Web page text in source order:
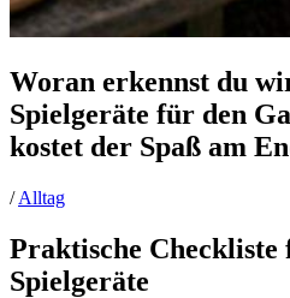
Woran erkennst du
Spielgeräte für den
kostet der Spaß am
/Alltag
Praktische Checkliste
Spielgeräte